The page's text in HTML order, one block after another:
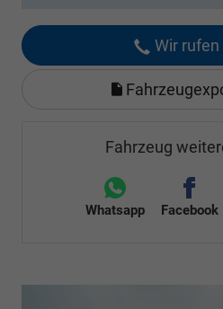
Wir rufen
Fahrzeug
Whatsapp Facebook